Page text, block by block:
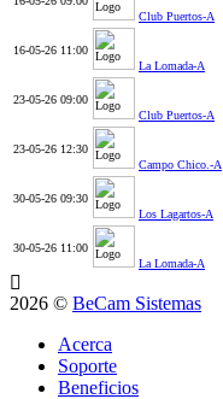
Club Puertos-A
16-05-26 11:00
La Lomada-A
23-05-26 09:00
Club Puertos-A
23-05-26 12:30
Campo Chico.-A
30-05-26 09:30
Los Lagartos-A
30-05-26 11:00
La Lomada-A
2026 © BeCam Sistemas
Acerca
Soporte
Beneficios